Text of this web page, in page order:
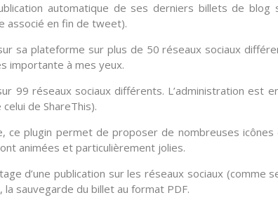
automatique de ses derniers billets de blog
associé en fin de tweet).
sa plateforme sur plus de 50 réseaux sociaux
importante à mes yeux.
99 réseaux sociauxdifférents. L’administration est
de ShareThis).
ce plugin permet de proposer de nombreuses
animées et particulièrement jolies.
d’une publication sur les réseaux sociaux (comme
la sauvegarde du billet au format PDF.